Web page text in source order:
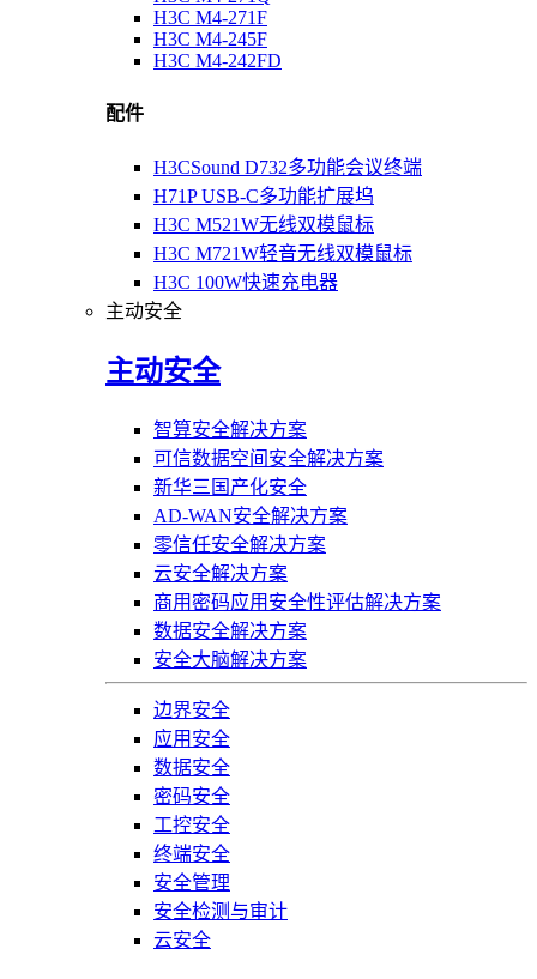
H3C M4-271F
H3C M4-245F
H3C M4-242FD
配件
H3CSound D732多功能会议终端
H71P USB-C多功能扩展坞
H3C M521W无线双模鼠标
H3C M721W轻音无线双模鼠标
H3C 100W快速充电器
主动安全
主动安全
智算安全解决方案
可信数据空间安全解决方案
新华三国产化安全
AD-WAN安全解决方案
零信任安全解决方案
云安全解决方案
商用密码应用安全性评估解决方案
数据安全解决方案
安全大脑解决方案
边界安全
应用安全
数据安全
密码安全
工控安全
终端安全
安全管理
安全检测与审计
云安全